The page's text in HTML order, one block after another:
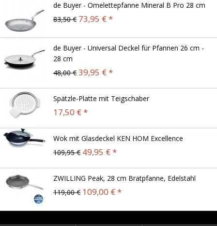
de Buyer - Omelettepfanne Mineral B Pro 28 cm
83,50 € 73,95 € *
de Buyer - Universal Deckel für Pfannen 26 cm -
28 cm
48,00 € 39,95 € *
Spätzle-Platte mit Teigschaber
17,50 € *
Wok mit Glasdeckel KEN HOM Excellence
109,95 € 49,95 € *
ZWILLING Peak, 28 cm Bratpfanne, Edelstahl
119,00 € 109,00 € *